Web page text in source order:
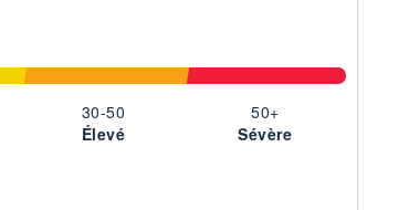
30-50
Élevé
50+
Sévère